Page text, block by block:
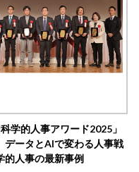
科学的人事アワード2025」
ータとAIで変わる人事戦
人事の最新事例